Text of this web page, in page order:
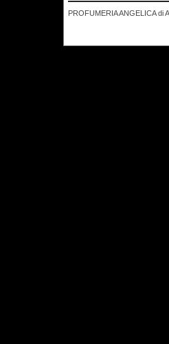
PROFUMERIA ANGELICA di